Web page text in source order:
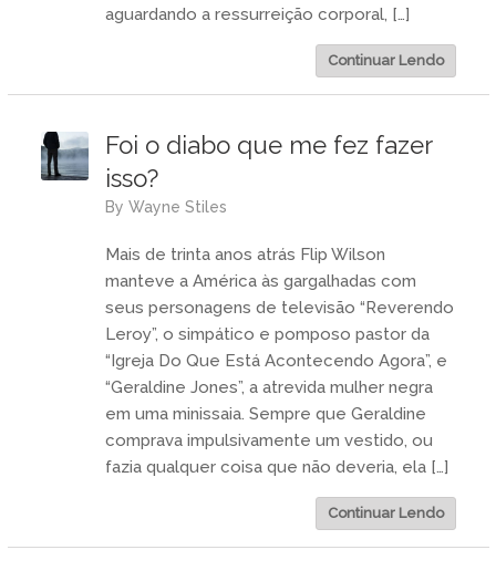
aguardando a ressurreição corporal, […]
Continuar Lendo
Foi o diabo que me fez fazer
isso?
by Wayne Stiles
Mais de trinta anos atrás Flip Wilson
manteve a América às gargalhadas com
seus personagens de televisão “Reverendo
Leroy”, o simpático e pomposo pastor da
“Igreja Do Que Está Acontecendo Agora”, e
“Geraldine Jones”, a atrevida mulher negra
em uma minissaia. Sempre que Geraldine
comprava impulsivamente um vestido, ou
fazia qualquer coisa que não deveria, ela […]
Continuar Lendo